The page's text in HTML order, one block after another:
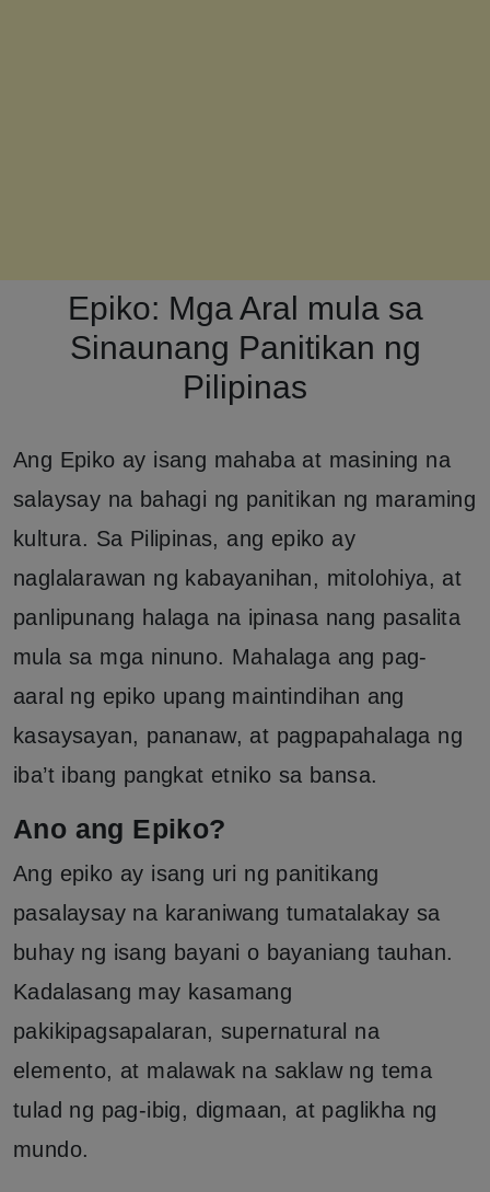
Epiko: Mga Aral mula sa
Sinaunang Panitikan ng
Pilipinas
Ang Epiko ay isang mahaba at masining na
salaysay na bahagi ng panitikan ng maraming
kultura. Sa Pilipinas, ang epiko ay
naglalarawan ng kabayanihan, mitolohiya, at
panlipunang halaga na ipinasa nang pasalita
mula sa mga ninuno. Mahalaga ang pag-
aaral ng epiko upang maintindihan ang
kasaysayan, pananaw, at pagpapahalaga ng
iba’t ibang pangkat etniko sa bansa.
Ano ang Epiko?
Ang epiko ay isang uri ng panitikang
pasalaysay na karaniwang tumatalakay sa
buhay ng isang bayani o bayaniang tauhan.
Kadalasang may kasamang
pakikipagsapalaran, supernatural na
elemento, at malawak na saklaw ng tema
tulad ng pag-ibig, digmaan, at paglikha ng
mundo.